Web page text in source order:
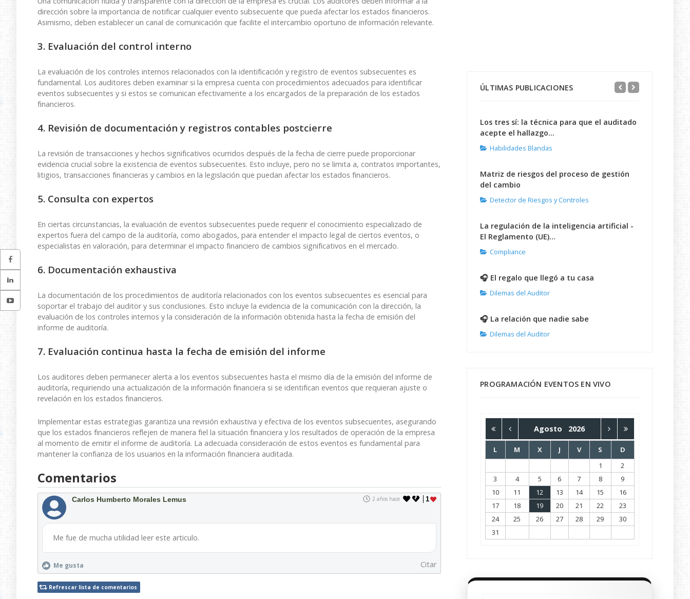
dirección sobre la importancia de notificar cualquier evento subsecuente que pueda afectar los estados financieros.
Asimismo, deben establecer un canal de comunicación que facilite el intercambio oportuno de información relevante.
3. Evaluación del control interno
La evaluación de los controles internos relacionados con la identificación y registro de eventos subsecuentes es
fundamental. Los auditores deben examinar si la empresa cuenta con procedimientos adecuados para identificar
eventos subsecuentes y si estos se comunican efectivamente a los encargados de la preparación de los estados
financieros.
4. Revisión de documentación y registros contables postcierre
La revisión de transacciones y hechos significativos ocurridos después de la fecha de cierre puede proporcionar
evidencia crucial sobre la existencia de eventos subsecuentes. Esto incluye, pero no se limita a, contratos importantes,
litigios, transacciones financieras y cambios en la legislación que puedan afectar los estados financieros.
5. Consulta con expertos
En ciertas circunstancias, la evaluación de eventos subsecuentes puede requerir el conocimiento especializado de
expertos fuera del campo de la auditoría, como abogados, para entender el impacto legal de ciertos eventos, o
especialistas en valoración, para determinar el impacto financiero de cambios significativos en el mercado.
6. Documentación exhaustiva
La documentación de los procedimientos de auditoría relacionados con los eventos subsecuentes es esencial para
soportar el trabajo del auditor y sus conclusiones. Esto incluye la evidencia de la comunicación con la dirección, la
evaluación de los controles internos y la consideración de la información obtenida hasta la fecha de emisión del
informe de auditoría.
7. Evaluación continua hasta la fecha de emisión del informe
Los auditores deben permanecer alerta a los eventos subsecuentes hasta el mismo día de la emisión del informe de
auditoría, requiriendo una actualización de la información financiera si se identifican eventos que requieran ajuste o
revelación en los estados financieros.
Implementar estas estrategias garantiza una revisión exhaustiva y efectiva de los eventos subsecuentes, asegurando
que los estados financieros reflejen de manera fiel la situación financiera y los resultados de operación de la empresa
al momento de emitir el informe de auditoría. La adecuada consideración de estos eventos es fundamental para
mantener la confianza de los usuarios en la información financiera auditada.
Comentarios
1
Carlos Humberto Morales Lemus 2 años hace
Me fue de mucha utilidad leer este articulo.
Me gusta Citar
Refrescar lista de comentarios
ÚLTIMAS PUBLICACIONES
Los tres sí: la técnica para que el auditado
acepte el hallazgo...
Habilidades Blandas
Matriz de riesgos del proceso de gestión
del cambio
Detector de Riesgos y Controles
La regulación de la inteligencia artificial -
El Reglamento (UE)...
Compliance
🎧 El regalo que llegó a tu casa
Dilemas del Auditor
🎧 La relación que nadie sabe
Dilemas del Auditor
PROGRAMACIÓN EVENTOS EN VIVO
Agosto 2026
L M X J V S
D
1
2
3
4 5 6 7 8
9
10
11 12 13 14 15
16
17
18 19 20 21 22
23
24
25 26 27 28 29
30
31